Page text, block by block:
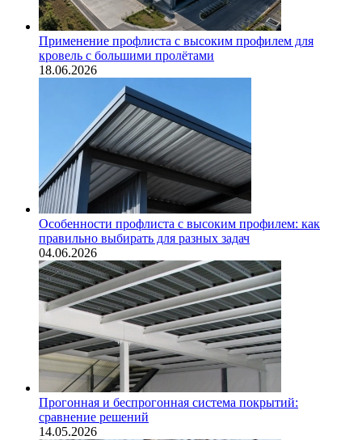
Применение профлиста с высоким профилем для
кровель с большими пролётами
18.06.2026
Особенности профлиста с высоким профилем: как
правильно выбирать для разных задач
04.06.2026
Прогонная и беспрогонная система покрытий:
сравнение решений
14.05.2026